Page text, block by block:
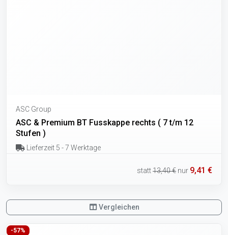
ASC Group
ASC & Premium BT Fusskappe rechts ( 7 t/m 12
Stufen )
Lieferzeit 5 - 7 Werktage
statt13,40 € nur 9,41 €
Vergleichen
-57%